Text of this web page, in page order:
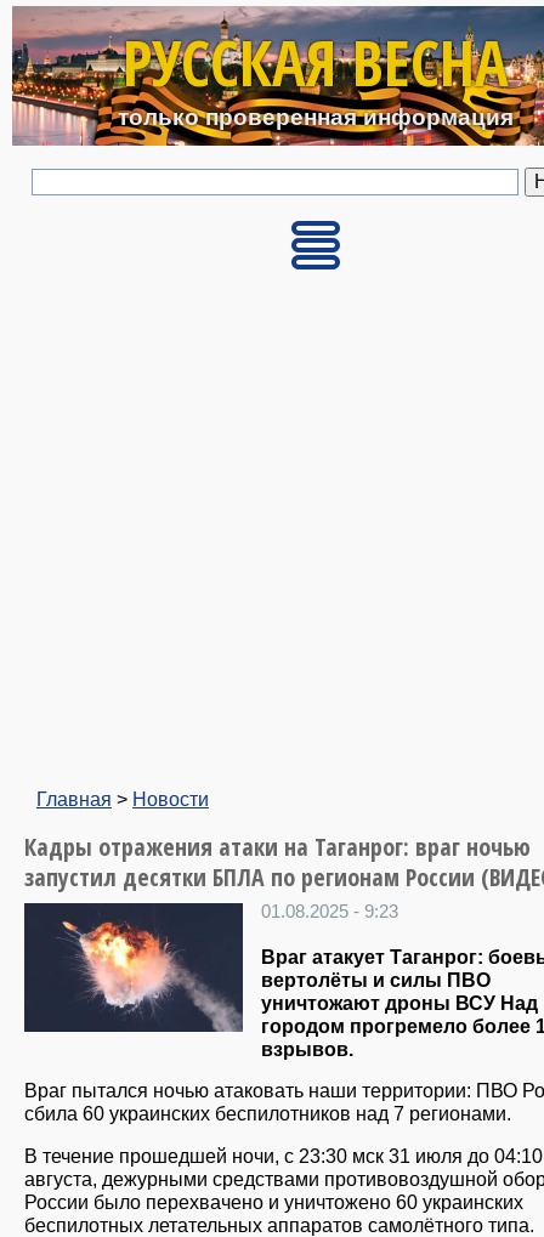
Перейти к основному
РУССКАЯ ВЕСНА
только проверенная информация
Главная > Новости
Кадры отражения атаки на Таганрог: враг ночью
запустил десятки БПЛА по регионам России
01.08.2025 - 9:23
Враг атакует Таганрог:
вертолёты и силы ПВО
уничтожают дроны ВСУ Над
городом прогремело более
взрывов.
Враг пытался ночью атаковать наши территории: ПВО
сбила 60 украинских беспилотников над 7 регионами.
В течение прошедшей ночи, с 23:30 мск 31 июля до
августа, дежурными средствами противовоздушной
России было перехвачено и уничтожено 60 украинских
беспилотных летательных аппаратов самолётного типа.